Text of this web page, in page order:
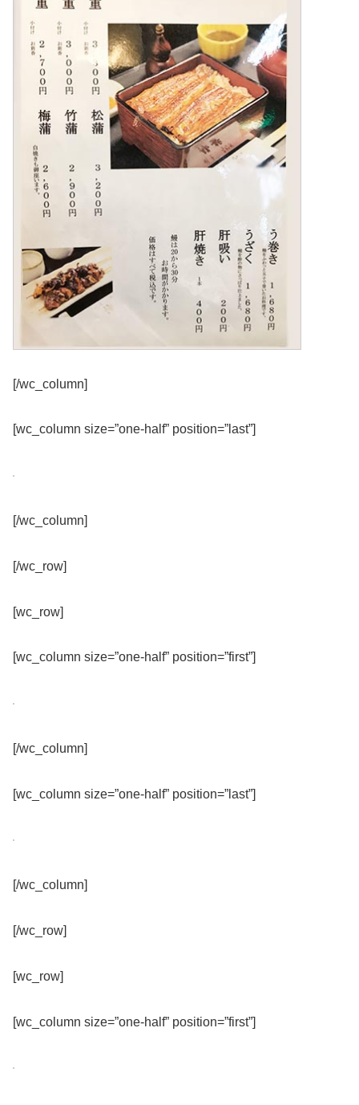
[/wc_column]
[wc_column size=”one-half” position=”last”]
[/wc_column]
[/wc_row]
[wc_row]
[wc_column size=”one-half” position=”first”]
[/wc_column]
[wc_column size=”one-half” position=”last”]
[/wc_column]
[/wc_row]
[wc_row]
[wc_column size=”one-half” position=”first”]